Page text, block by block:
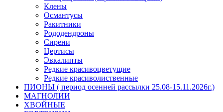
Клены
Османтусы
Ракитники
Рододендроны
Сирени
Цертисы
Эвкалипты
Редкие красивоцветущие
Редкие красиволиственные
ПИОНЫ ( период осенней рассылки 25.08-15.11.2026г.)
МАГНОЛИИ
ХВОЙНЫЕ